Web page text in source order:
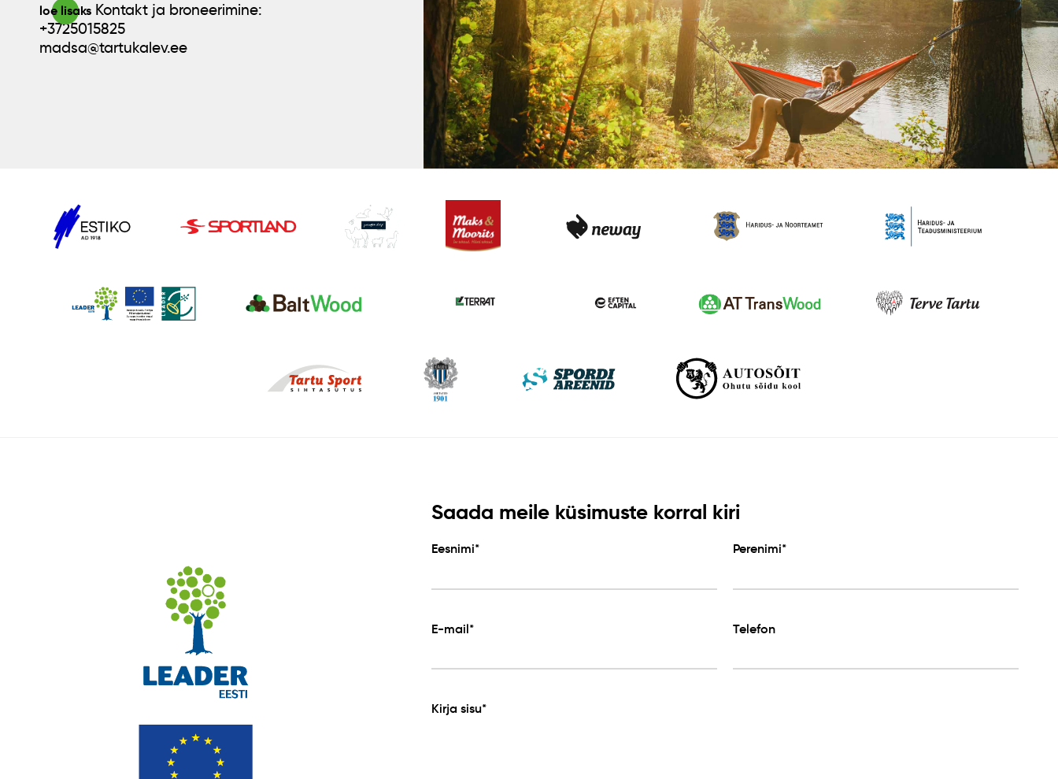
loe lisaks Kontakt ja broneerimine:
+3725015825
madsa@tartukalev.ee
Saada meile küsimuste korral kiri
Eesnimi* Perenimi*
E-mail* Telefon
Kirja sisu*